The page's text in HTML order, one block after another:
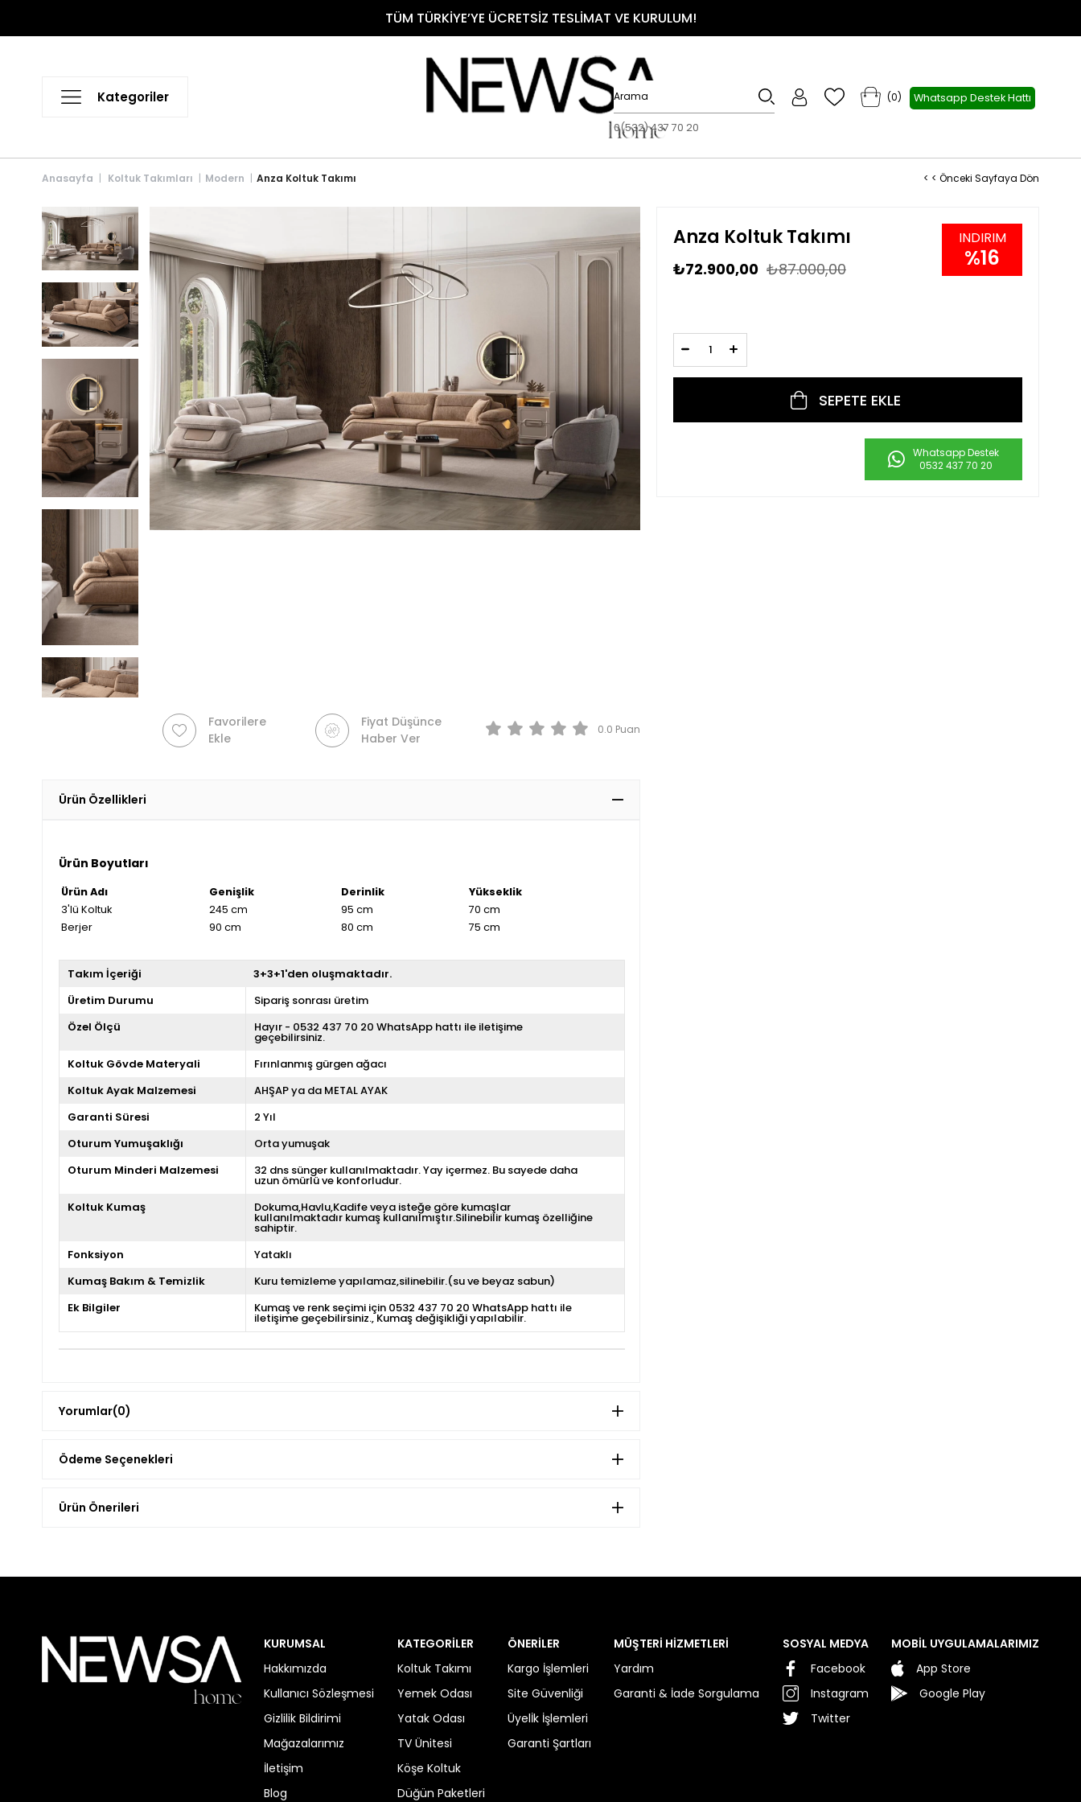
TÜM TÜRKİYE’YE ÜCRETSİZ TESLİMAT VE KURULUM!
0(532) 437 70 20
Whatsapp Destek Hattı
0
Anasayfa Koltuk Takımları Modern Anza Koltuk Takımı < < Önceki Sayfaya Dön
Favorilere
Ekle
Fiyat Düşünce
Haber Ver
0.0
Ürün Özellikleri
Ürün Boyutları
Ürün Adı Genişlik Derinlik
Yükseklik
3'lü Koltuk
245 cm 95 cm
70 cm
Berjer
90 cm 80 cm 75 cm
Takım İçeriği
3+3+1'den oluşmaktadır.
Üretim Durumu
Sipariş sonrası üretim
Özel Ölçü
Hayır - 0532 437 70 20 WhatsApp hattı ile iletişime
geçebilirsiniz.
Koltuk Gövde Materyali
Fırınlanmış gürgen ağacı
Koltuk Ayak Malzemesi
AHŞAP ya da METAL AYAK
Garanti Süresi
2 Yıl
Oturum Yumuşaklığı
Orta yumuşak
Oturum Minderi Malzemesi
32 dns sünger kullanılmaktadır. Yay içermez. Bu sayede daha
uzun ömürlü ve konforludur.
Koltuk Kumaş
Dokuma,Havlu,Kadife veya isteğe göre kumaşlar
kullanılmaktadır kumaş kullanılmıştır.Silinebilir kumaş özelliğine
sahiptir.
Fonksiyon
Yataklı
Kumaş Bakım & Temizlik
Kuru temizleme yapılamaz,silinebilir.(su ve beyaz sabun)
Ek Bilgiler
Kumaş ve renk seçimi için 0532 437 70 20 WhatsApp hattı ile
iletişime geçebilirsiniz. Kumaş değişikliği yapılabilir.
Yorumlar(0)
Ödeme Seçenekleri
Ürün Önerileri
Anza Koltuk Takımı
₺87.000,00
₺72.900,00 16
Whatsapp Destek
0532 437 70 20
KURUMSAL
Hakkımızda
Kullanıcı Sözleşmesi
Gizlilik Bildirimi
Mağazalarımız
İletişim
Blog
KATEGORİLER
Koltuk Takımı
Yemek Odası
Yatak Odası
TV Ünitesi
Köşe Koltuk
Düğün Paketleri
ÖNERİLER
Kargo İşlemleri
Site Güvenliği
Üyelİk İşlemleri
Garanti Şartları
MÜŞTERİ HİZMETLERİ
Yardım
Garanti & İade Sorgulama
SOSYAL MEDYA
Facebook
Instagram
Twitter
MOBİL UYGULAMALARIMIZ
App Store
Google Play